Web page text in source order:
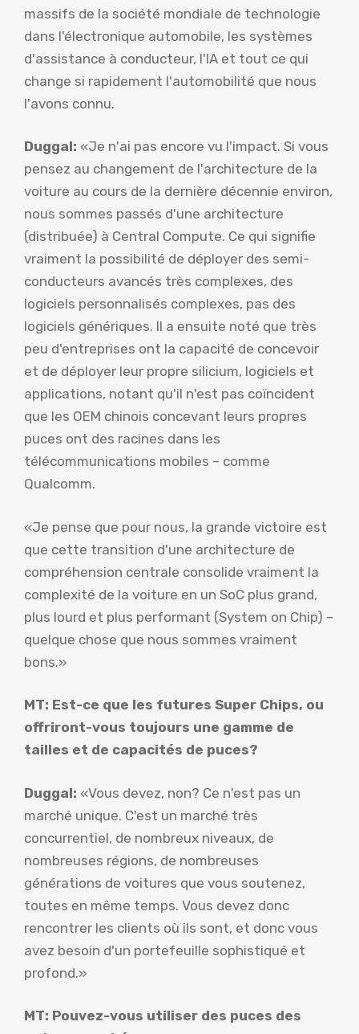
massifs de la société mondiale de technologie
dans l'électronique automobile, les systèmes
d'assistance à conducteur, l'IA et tout ce qui
change si rapidement l'automobilité que nous
l'avons connu.
Duggal: «Je n'ai pas encore vu l'impact. Si vous
pensez au changement de l'architecture de la
voiture au cours de la dernière décennie environ,
nous sommes passés d'une architecture
(distribuée) à Central Compute. Ce qui signifie
vraiment la possibilité de déployer des semi-
conducteurs avancés très complexes, des
logiciels personnalisés complexes, pas des
logiciels génériques. Il a ensuite noté que très
peu d'entreprises ont la capacité de concevoir
et de déployer leur propre silicium, logiciels et
applications, notant qu'il n'est pas coïncident
que les OEM chinois concevant leurs propres
puces ont des racines dans les
télécommunications mobiles – comme
Qualcomm.
«Je pense que pour nous, la grande victoire est
que cette transition d'une architecture de
compréhension centrale consolide vraiment la
complexité de la voiture en un SoC plus grand,
plus lourd et plus performant (System on Chip) –
quelque chose que nous sommes vraiment
bons.»
MT: Est-ce que les futures Super Chips, ou
offriront-vous toujours une gamme de
tailles et de capacités de puces?
Duggal: «Vous devez, non? Ce n'est pas un
marché unique. C'est un marché très
concurrentiel, de nombreux niveaux, de
nombreuses régions, de nombreuses
générations de voitures que vous soutenez,
toutes en même temps. Vous devez donc
rencontrer les clients où ils sont, et donc vous
avez besoin d'un portefeuille sophistiqué et
profond.»
MT: Pouvez-vous utiliser des puces des